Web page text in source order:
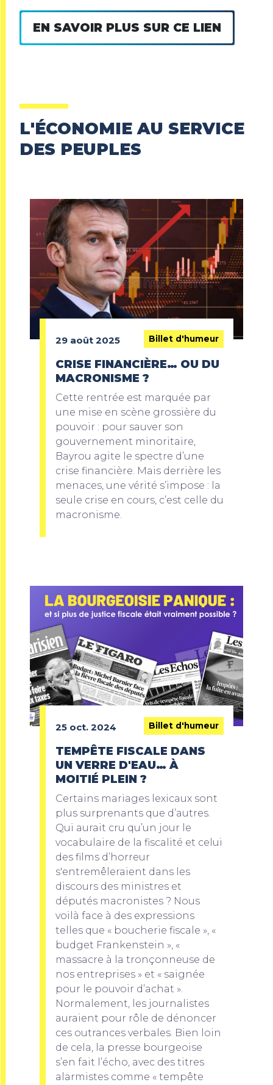
EN SAVOIR PLUS SUR CE LIEN
L'ÉCONOMIE AU SERVICE
DES PEUPLES
29 août 2025 Billet d'humeur
CRISE FINANCIÈRE… OU DU
MACRONISME ?
Cette rentrée est marquée par
une mise en scène grossière du
pouvoir : pour sauver son
gouvernement minoritaire,
Bayrou agite le spectre d’une
crise financière. Mais derrière les
menaces, une vérité s’impose : la
seule crise en cours, c’est celle du
macronisme.
25 oct. 2024 Billet d'humeur
TEMPÊTE FISCALE DANS
UN VERRE D'EAU… À
MOITIÉ PLEIN ?
Certains mariages lexicaux sont
plus surprenants que d’autres.
Qui aurait cru qu’un jour le
vocabulaire de la fiscalité et celui
des films d’horreur
s'entremêleraient dans les
discours des ministres et
députés macronistes ? Nous
voilà face à des expressions
telles que « boucherie fiscale », «
budget Frankenstein », «
massacre à la tronçonneuse de
nos entreprises » et « saignée
pour le pouvoir d’achat ».
Normalement, les journalistes
auraient pour rôle de dénoncer
ces outrances verbales. Bien loin
de cela, la presse bourgeoise
s’en fait l’écho, avec des titres
alarmistes comme « tempête